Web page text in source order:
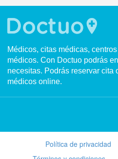
Médicos, citas médicas,
médicos. Con Doctuo podrás
necesitas. Podrás reservar cita
médicos online.
Política de privacidad